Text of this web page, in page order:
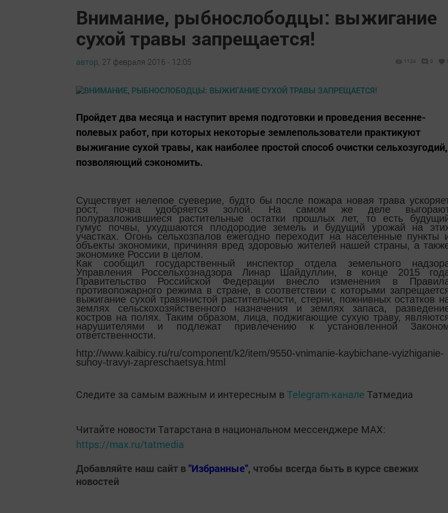
Внимание, рыбнослободцы: выжигание
сухой травы запрещается!
автор, 27 февраля 2016 - 12:05 1124 0
Пройдет два месяца и наступит время подготовки и проведения весенне-
полевых работ, при которых некоторые землепользователи практикуют
выжигание сухой травы, как наиболее простой способ очистки сельхозугодий,
позволяющий сэкономить.
Существует нелепое суеверие, будто бы после пожара новая трава
рост, почва удобряется золой. На самом же деле
полуразложившиеся растительные остатки прошлых лет, то есть
гумус почвы, ухудшаются плодородие земель и будущий урожай на
участках. Огонь сельхозпалов ежегодно переходит на населенные пункты
объекты экономики, причиняя вред здоровью жителей нашей страны, а
экономике России в целом.
Как сообщил государственный инспектор отдела земельного
Управления Россельхознадзора Линар Шайдуллин, в конце 2015
Правительство Российской Федерации внесло изменения в
противопожарного режима в стране, в соответствии с которыми
выжигание сухой травянистой растительности, стерни, пожнивных остатков
землях сельскохозяйственного назначения и землях запаса,
костров на полях. Таким образом, лица, поджигающие сухую траву,
нарушителями и подлежат привлечению к установленной
ответственности.
http://www.kaibicy.ru/ru/component/k2/item/9550-vnimanie-kaybichane-vyizhiganie-
suhoy-travyi-zapreschaetsya.html
Следите за самым важным и интересным в Telegram-канале Татмедиа
Читайте новости Татарстана в национальном мессенджере MАХ:
https://max.ru/tatmedia
Добавляйте наш сайт в"Избранные", чтобы всегда быть в курсе свежих
новостей